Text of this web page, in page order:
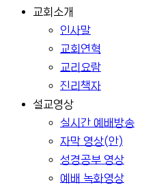
교회소개
인사말
교회연혁
교리요람
진리책자
설교영상
실시간 예배방송
자막 영상(안)
성경공부 영상
예배 녹화영상